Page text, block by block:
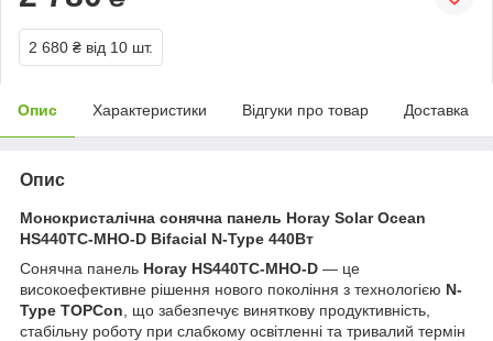
2 680 ₴ від 10 шт.
Опис Характеристики Відгуки про товар Доставка
Опис
Монокристалічна сонячна панель Horay Solar Ocean
HS440TC-MHO-D Bifacial N-Type 440Вт
Сонячна панель Horay HS440TC-MHO-D — це
високоефективне рішення нового покоління з технологією N-
Type TOPCon , що забезпечує виняткову продуктивність,
стабільну роботу при слабкому освітленні та тривалий термін